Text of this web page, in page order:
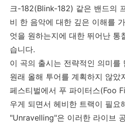
크-182(Blink-182) 같은 밴드의
비 한 음악에 대한 깊은 이해를
엇을 원하는지에 대한 뛰어난 통
습니다.
이 곡의 출시는 전략적인 의미를
원래 올해 투어를 계획하지 않았
페스티벌에서 푸 파이터스(Foo
우게 되면서 헤비한 트랙이 필요
"Unravelling"은 이러한 라이브